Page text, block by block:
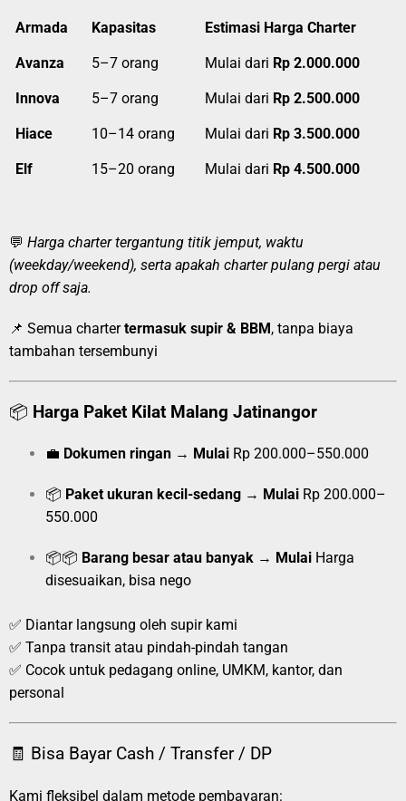
Armada Kapasitas Estimasi Harga Charter
Avanza 5–7 orang Mulai dari Rp 2.000.000
Innova 5–7 orang Mulai dari Rp 2.500.000
Hiace 10–14 orang Mulai dari Rp 3.500.000
Elf 15–20 orang Mulai dari Rp 4.500.000
💬 Harga charter tergantung titik jemput, waktu
(weekday/weekend), serta apakah charter pulang pergi atau
drop off saja.
📌 Semua chartertermasuk supir & BBM, tanpa biaya
tambahan tersembunyi
📦 Harga Paket Kilat Malang Jatinangor
💼 Dokumen ringan → Mulai Rp 200.000–550.000
📦 Paket ukuran kecil-sedang → Mulai Rp 200.000–
550.000
📦📦 Barang besar atau banyak → Mulai Harga
disesuaikan, bisa nego
✅ Diantar langsung oleh supir kami
✅ Tanpa transit atau pindah-pindah tangan
✅ Cocok untuk pedagang online, UMKM, kantor, dan
personal
🧾 Bisa Bayar Cash / Transfer / DP
Kami fleksibel dalam metode pembayaran: